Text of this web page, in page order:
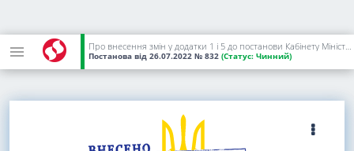
Про внесення змін у додатки 1 і 5 до постанови Кабінету Міністрів України від 29 грудня 2021 р. N 1424
Постанова від 26.07.2022 № 832 (Статус: Чинний)